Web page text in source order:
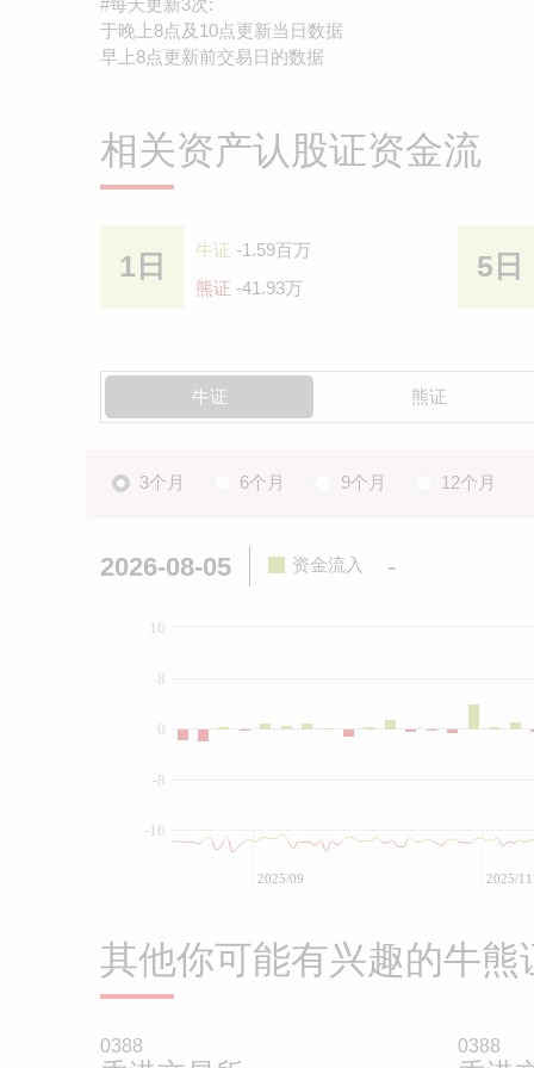
#每天更新3次:
于晚上8点及10点更新当日数据
早上8点更新前交易日的数据
相关资产认股证资金流
1日 牛证 -1.59百万
熊证 -41.93万
5日
牛证 熊证
3个月 6个月 9个月 12个月
2026-08-05 资金流入 -
0
-16
-8
8
16
2025/09 2025/11
其他你可能有兴趣的牛熊
0388 0388